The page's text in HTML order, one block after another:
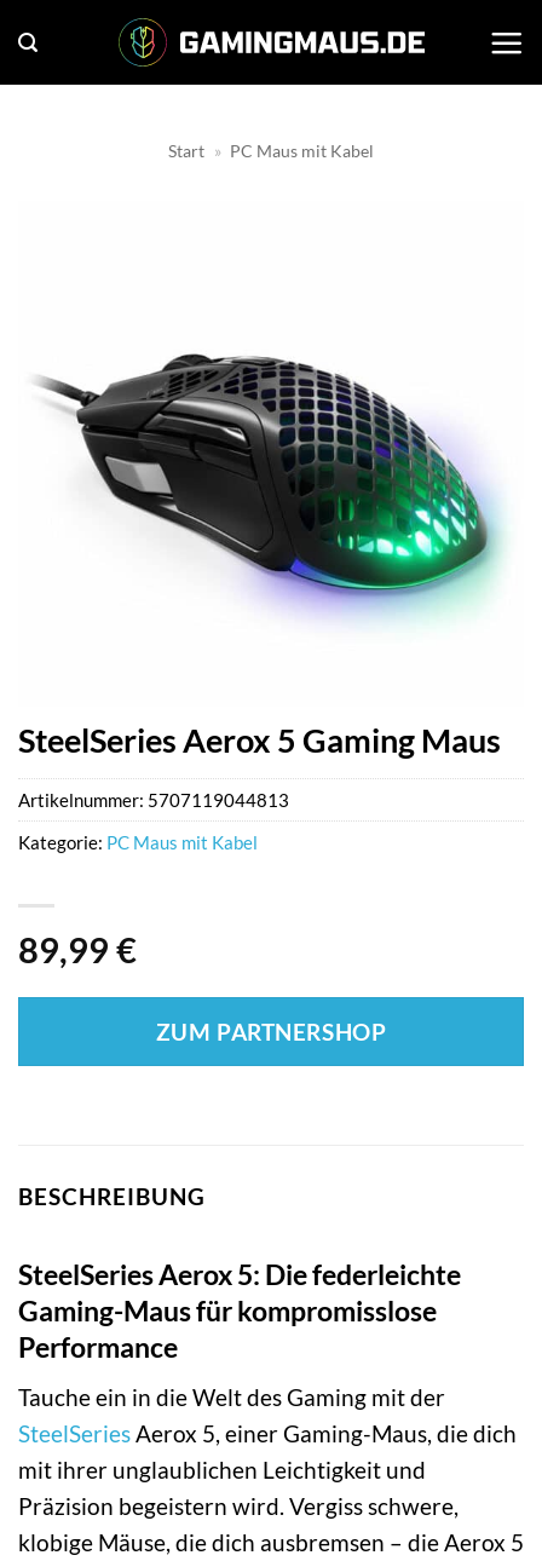
Inhalt
springen
Start » PC Maus mit Kabel
SteelSeries Aerox 5 Gaming Maus
89,99 €
ZUM PARTNERSHOP
Artikelnummer: 5707119044813
Kategorie: PC Maus mit Kabel
BESCHREIBUNG
SteelSeries Aerox 5: Die federleichte
Gaming-Maus für kompromisslose
Performance
Tauche ein in die Welt des Gaming mit der
SteelSeriesAerox 5, einer Gaming-Maus, die dich
mit ihrer unglaublichen Leichtigkeit und
Präzision begeistern wird. Vergiss schwere,
klobige Mäuse, die dich ausbremsen – die Aerox 5